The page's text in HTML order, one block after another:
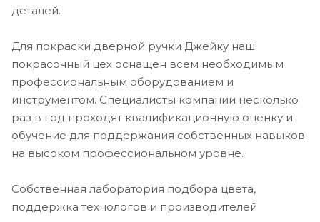
деталей.
Для покраски дверной ручки Джейку наш
покрасочный цех оснащен всем необходимым
профессиональным оборудованием и
инструментом. Специалисты компании несколько
раз в год проходят квалификационную оценку и
обучение для поддержания собственных навыков
на высоком профессиональном уровне.
Собственная лаборатория подбора цвета,
поддержка технологов и производителей